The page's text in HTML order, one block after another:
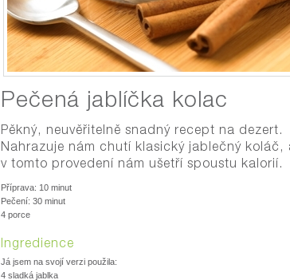
Pečená jablíčka kolac
Pěkný, neuvěřitelně snadný recept na dezert.
Nahrazuje nám chutí klasický jablečný koláč,
v tomto provedení nám ušetří spoustu kalorií.
Příprava: 10 minut
Pečení: 30 minut
4 porce
Ingredience
Já jsem na svojí verzi použila:
4 sladká jablka